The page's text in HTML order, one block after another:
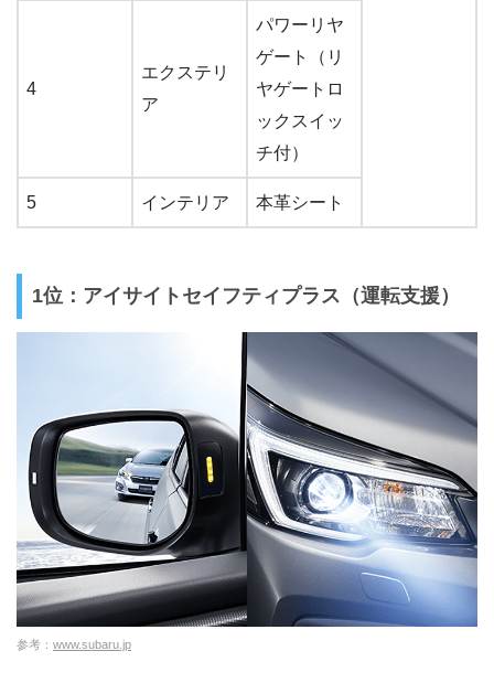
4
エクステリ
ア
パワーリヤ
ゲート（リ
ヤゲートロ
ックスイッ
チ付）
5 インテリア 本革シート
1位：アイサイトセイフティプラス（運転支援）
参考： www.subaru.jp